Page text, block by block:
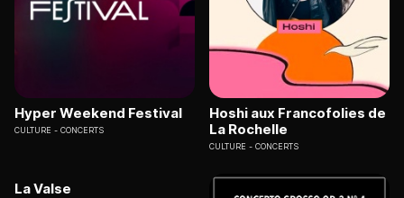
Hyper Weekend Festival
CULTURE CONCERTS
Hoshi aux Francofolies de
La Rochelle
CULTURE CONCERTS
La Valse